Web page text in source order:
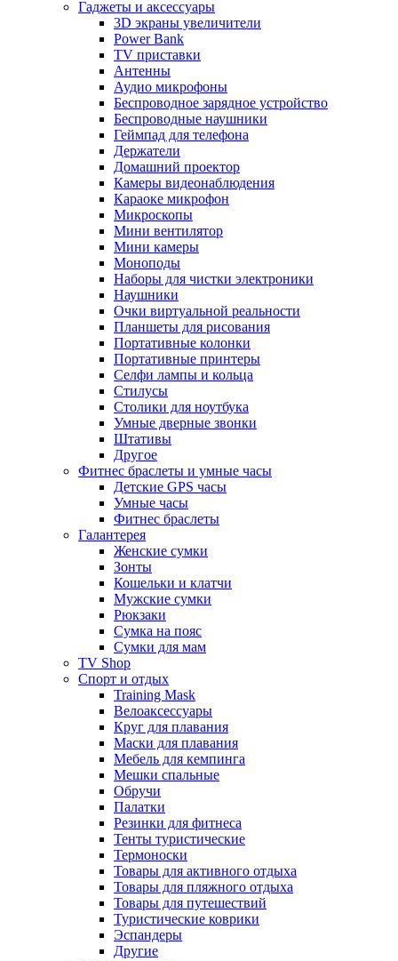
Гаджеты и аксессуары
3D экраны увеличители
Power Bank
TV приставки
Антенны
Аудио микрофоны
Беспроводное зарядное устройство
Беспроводные наушники
Геймпад для телефона
Держатели
Домашний проектор
Камеры видеонаблюдения
Караоке микрофон
Микроскопы
Мини вентилятор
Мини камеры
Моноподы
Наборы для чистки электроники
Наушники
Очки виртуальной реальности
Планшеты для рисования
Портативные колонки
Портативные принтеры
Селфи лампы и кольца
Стилусы
Столики для ноутбука
Умные дверные звонки
Штативы
Другое
Фитнес браслеты и умные часы
Детские GPS часы
Умные часы
Фитнес браслеты
Галантерея
Женские сумки
Зонты
Кошельки и клатчи
Мужские сумки
Рюкзаки
Сумка на пояс
Сумки для мам
TV Shop
Спорт и отдых
Training Mask
Велоаксессуары
Круг для плавания
Маски для плавания
Мебель для кемпинга
Мешки спальные
Обручи
Палатки
Резинки для фитнеса
Тенты туристические
Термоноски
Товары для активного отдыха
Товары для пляжного отдыха
Товары для путешествий
Туристические коврики
Эспандеры
Другие